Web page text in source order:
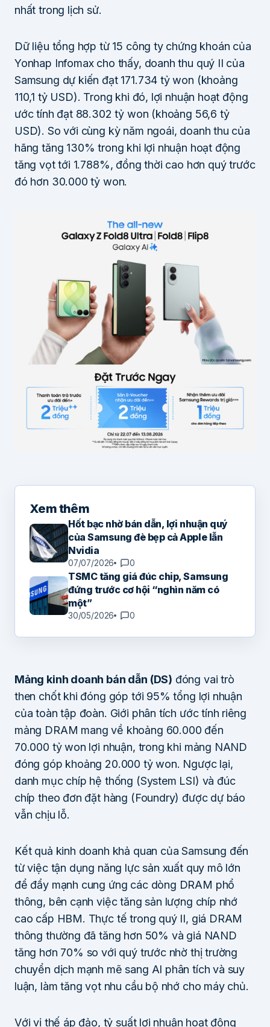
nhất trong lịch sử.
Dữ liệu tổng hợp từ 15 công ty chứng khoán của
Yonhap Infomax cho thấy, doanh thu quý II của
Samsung dự kiến đạt 171.734 tỷ won (khoảng
110,1 tỷ USD). Trong khi đó, lợi nhuận hoạt động
ước tính đạt 88.302 tỷ won (khoảng 56,6 tỷ
USD). So với cùng kỳ năm ngoái, doanh thu của
hãng tăng 130% trong khi lợi nhuận hoạt động
tăng vọt tới 1.788%, đồng thời cao hơn quý trước
đó hơn 30.000 tỷ won.
Xem thêm
Hốt bạc nhờ bán dẫn, lợi nhuận quý
của Samsung đè bẹp cả Apple lẫn
Nvidia
07/07/2026 0
TSMC tăng giá đúc chip, Samsung
đứng trước cơ hội “nghìn năm có
một”
30/05/2026 0
Mảng kinh doanh bán dẫn (DS) đóng vai trò
then chốt khi đóng góp tới 95% tổng lợi nhuận
của toàn tập đoàn. Giới phân tích ước tính riêng
mảng DRAM mang về khoảng 60.000 đến
70.000 tỷ won lợi nhuận, trong khi mảng NAND
đóng góp khoảng 20.000 tỷ won. Ngược lại,
danh mục chíp hệ thống (System LSI) và đúc
chíp theo đơn đặt hàng (Foundry) được dự báo
vẫn chịu lỗ.
Kết quả kinh doanh khả quan của Samsung đến
từ việc tận dụng năng lực sản xuất quy mô lớn
để đẩy mạnh cung ứng các dòng DRAM phổ
thông, bên cạnh việc tăng sản lượng chíp nhớ
cao cấp HBM. Thực tế trong quý II, giá DRAM
thông thường đã tăng hơn 50% và giá NAND
tăng hơn 70% so với quý trước nhờ thị trường
chuyển dịch mạnh mẽ sang AI phân tích và suy
luận, làm tăng vọt nhu cầu bộ nhớ cho máy chủ.
Với vị thế áp đảo, tỷ suất lợi nhuận hoạt động